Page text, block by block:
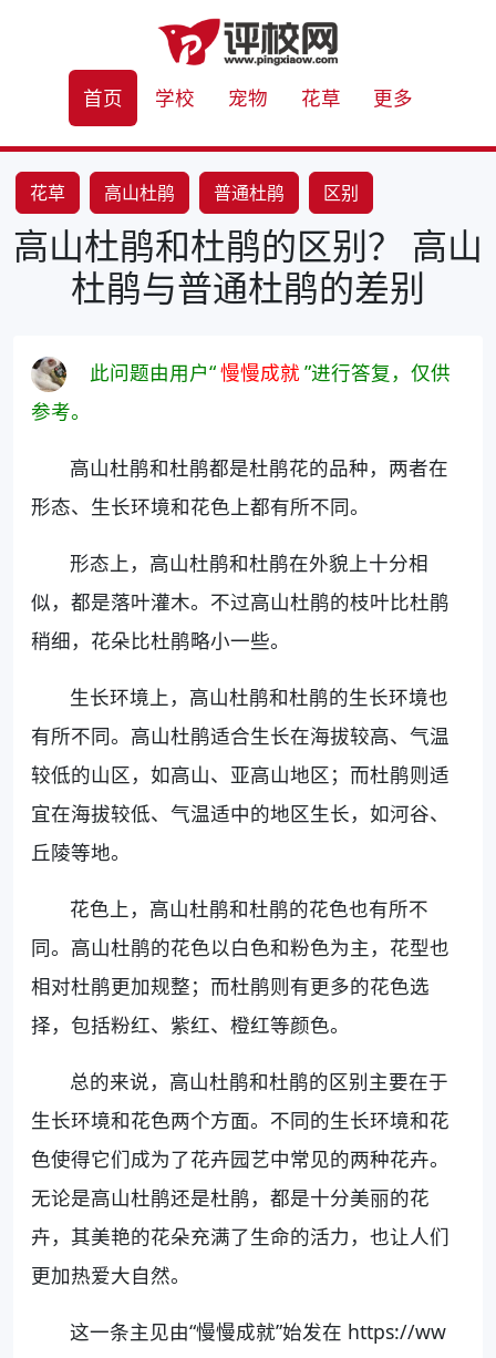
首页 学校 宠物 花草 更多
花草 高山杜鹃 普通杜鹃 区别
高山杜鹃和杜鹃的区别？ 高山
杜鹃与普通杜鹃的差别
此问题由用户“慢慢成就 ”进行答复，仅供
参考。
高山杜鹃和杜鹃都是杜鹃花的品种，两者在
形态、生长环境和花色上都有所不同。
形态上，高山杜鹃和杜鹃在外貌上十分相
似，都是落叶灌木。不过高山杜鹃的枝叶比杜鹃
稍细，花朵比杜鹃略小一些。
生长环境上，高山杜鹃和杜鹃的生长环境也
有所不同。高山杜鹃适合生长在海拔较高、气温
较低的山区，如高山、亚高山地区；而杜鹃则适
宜在海拔较低、气温适中的地区生长，如河谷、
丘陵等地。
花色上，高山杜鹃和杜鹃的花色也有所不
同。高山杜鹃的花色以白色和粉色为主，花型也
相对杜鹃更加规整；而杜鹃则有更多的花色选
择，包括粉红、紫红、橙红等颜色。
总的来说，高山杜鹃和杜鹃的区别主要在于
生长环境和花色两个方面。不同的生长环境和花
色使得它们成为了花卉园艺中常见的两种花卉。
无论是高山杜鹃还是杜鹃，都是十分美丽的花
卉，其美艳的花朵充满了生命的活力，也让人们
更加热爱大自然。
这一条主见由“慢慢成就”始发在 https://ww